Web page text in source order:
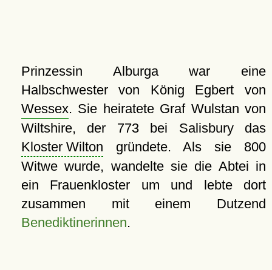
Prinzessin Alburga war eine
Halbschwester von König Egbert von
Wessex. Sie heiratete Graf Wulstan von
Wiltshire, der 773 bei Salisbury das
Kloster Wilton gründete. Als sie 800
Witwe wurde, wandelte sie die Abtei in
ein Frauenkloster um und lebte dort
zusammen mit einem Dutzend
Benediktinerinnen.